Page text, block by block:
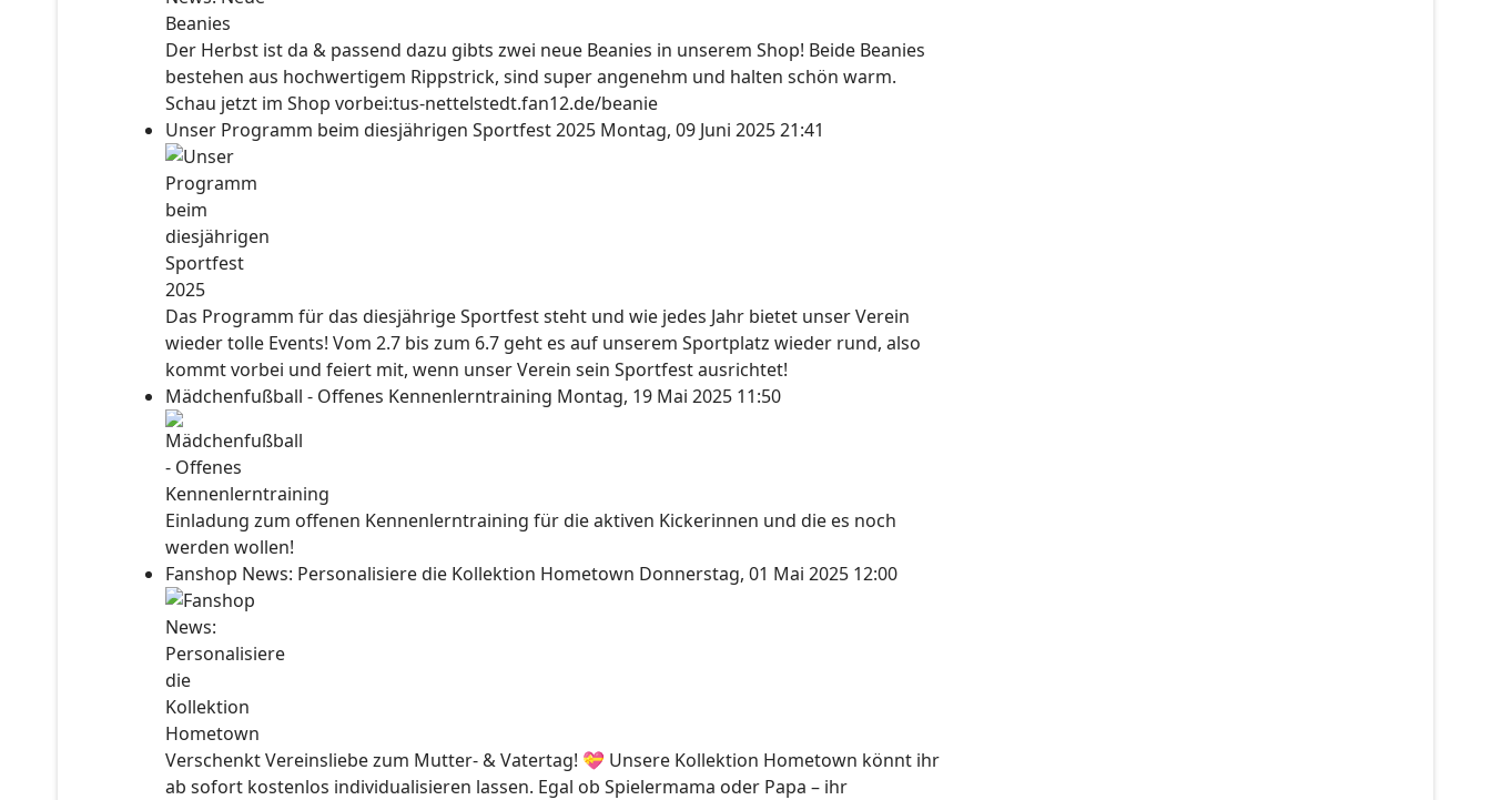
Der Herbst ist da & passend dazu gibts zwei neue Beanies in unserem Shop! Beide Beanies
bestehen aus hochwertigem Rippstrick, sind super angenehm und halten schön warm.
Schau jetzt im Shop vorbei:tus-nettelstedt.fan12.de/beanie
Unser Programm beim diesjährigen Sportfest 2025 Montag, 09 Juni 2025 21:41
Das Programm für das diesjährige Sportfest steht und wie jedes Jahr bietet unser Verein
wieder tolle Events! Vom 2.7 bis zum 6.7 geht es auf unserem Sportplatz wieder rund, also
kommt vorbei und feiert mit, wenn unser Verein sein Sportfest ausrichtet!
Mädchenfußball - Offenes Kennenlerntraining Montag, 19 Mai 2025 11:50
Einladung zum offenen Kennenlerntraining für die aktiven Kickerinnen und die es noch
werden wollen!
Fanshop News: Personalisiere die Kollektion Hometown Donnerstag, 01 Mai 2025 12:00
Verschenkt Vereinsliebe zum Mutter- & Vatertag! 💝 Unsere Kollektion Hometown könnt ihr
ab sofort kostenlos individualisieren lassen. Egal ob Spielermama oder Papa – ihr